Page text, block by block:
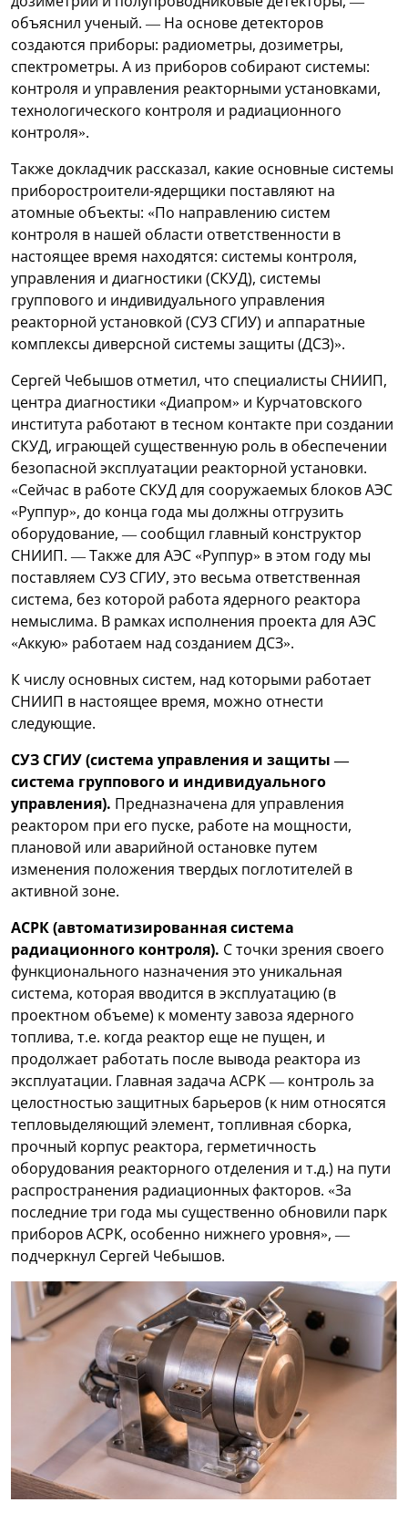
объяснил ученый. — На основе детекторов
создаются приборы: радиометры, дозиметры,
спектрометры. А из приборов собирают системы:
контроля и управления реакторными установками,
технологического контроля и радиационного
контроля».
Также докладчик рассказал, какие основные системы
приборостроители-ядерщики поставляют на
атомные объекты: «По направлению систем
контроля в нашей области ответственности в
настоящее время находятся: системы контроля,
управления и диагностики (СКУД), системы
группового и индивидуального управления
реакторной установкой (СУЗ СГИУ) и аппаратные
комплексы диверсной системы защиты (ДСЗ)».
Сергей Чебышов отметил, что специалисты СНИИП,
центра диагностики «Диапром» и Курчатовского
института работают в тесном контакте при создании
СКУД, играющей существенную роль в обеспечении
безопасной эксплуатации реакторной установки.
«Сейчас в работе СКУД для сооружаемых блоков АЭС
«Руппур», до конца года мы должны отгрузить
оборудование, — сообщил главный конструктор
СНИИП. — Также для АЭС «Руппур» в этом году мы
поставляем СУЗ СГИУ, это весьма ответственная
система, без которой работа ядерного реактора
немыслима. В рамках исполнения проекта для АЭС
«Аккую» работаем над созданием ДСЗ».
К числу основных систем, над которыми работает
СНИИП в настоящее время, можно отнести
следующие.
СУЗ СГИУ (система управления и защиты —
система группового и индивидуального
управления). Предназначена для управления
реактором при его пуске, работе на мощности,
плановой или аварийной остановке путем
изменения положения твердых поглотителей в
активной зоне.
АСРК (автоматизированная система
радиационного контроля). С точки зрения своего
функционального назначения это уникальная
система, которая вводится в эксплуатацию (в
проектном объеме) к моменту завоза ядерного
топлива, т.е. когда реактор еще не пущен, и
продолжает работать после вывода реактора из
эксплуатации. Главная задача АСРК — контроль за
целостностью защитных барьеров (к ним относятся
тепловыделяющий элемент, топливная сборка,
прочный корпус реактора, герметичность
оборудования реакторного отделения и т.д.) на пути
распространения радиационных факторов. «За
последние три года мы существенно обновили парк
приборов АСРК, особенно нижнего уровня», —
подчеркнул Сергей Чебышов.